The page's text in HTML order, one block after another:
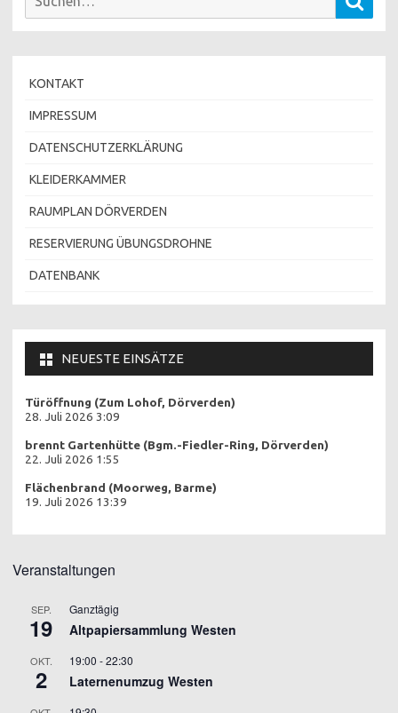
KONTAKT
IMPRESSUM
DATENSCHUTZERKLÄRUNG
KLEIDERKAMMER
RAUMPLAN DÖRVERDEN
RESERVIERUNG ÜBUNGSDROHNE
DATENBANK
NEUESTE EINSÄTZE
Türöffnung (Zum Lohof, Dörverden)
28. Juli 2026 3:09
brennt Gartenhütte (Bgm.-Fiedler-Ring, Dörverden)
22. Juli 2026 1:55
Flächenbrand (Moorweg, Barme)
19. Juli 2026 13:39
Veranstaltungen
SEP.
19
Ganztägig
Altpapiersammlung Westen
OKT.
2
19:00 -22:30
Laternenumzug Westen